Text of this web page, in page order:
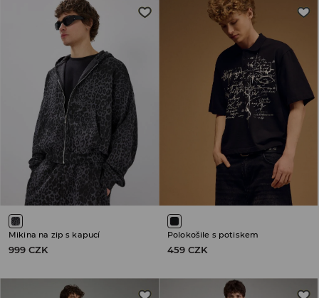
Mikina na zip s kapucí
999 CZK
Polokošile s potiskem
459 CZK